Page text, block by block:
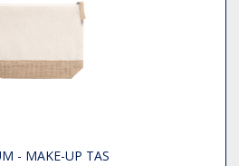
- MAKE-UP TAS